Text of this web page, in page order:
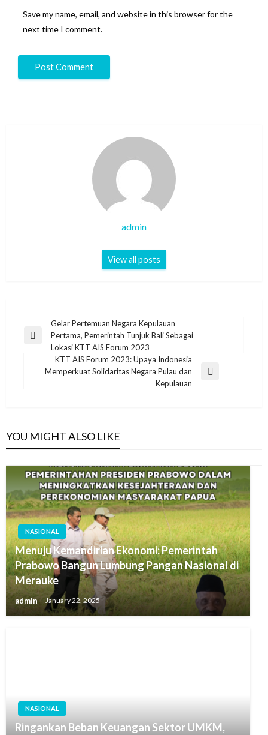
Save my name, email, and website in this browser for the
next time I comment.
admin
View all posts
navigation
Previous
Gelar Pertemuan Negara Kepulauan
Pertama, Pemerintah Tunjuk Bali Sebagai
Lokasi KTT AIS Forum 2023
Next
KTT AIS Forum 2023: Upaya Indonesia
Memperkuat Solidaritas Negara Pulau dan
Kepulauan
YOU MIGHT ALSO LIKE
NASIONAL
Menuju Kemandirian Ekonomi: Pemerintah
Prabowo Bangun Lumbung Pangan Nasional di
Merauke
admin January 22, 2025
NASIONAL
Ringankan Beban Keuangan Sektor UMKM,